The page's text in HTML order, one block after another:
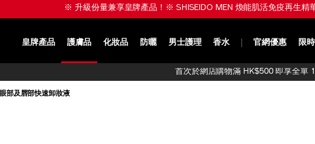
※ 升級份量兼享皇牌產品！※ SHISEIDO MEN 煥能肌活免疫再生精
皇牌產品 護膚品 化妝品 防曬 男士護理 香水 官網優惠 限
首次於網店購物滿 HK$500 即享全單
眼部及唇部快速卸妝液